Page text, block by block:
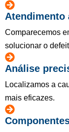
Atendimento
Comparecemos
solucionar o
Análise
Localizamos a
mais eficazes.